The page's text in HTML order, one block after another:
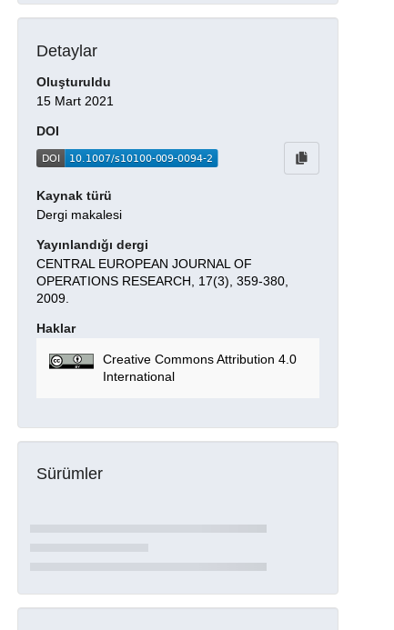
Detaylar
Oluşturuldu
15 Mart 2021
DOI
Kaynak türü
Dergi makalesi
Yayınlandığı dergi
CENTRAL EUROPEAN JOURNAL OF
OPERATIONS RESEARCH, 17(3), 359-380,
2009.
Haklar
Creative Commons Attribution 4.0
International
Sürümler